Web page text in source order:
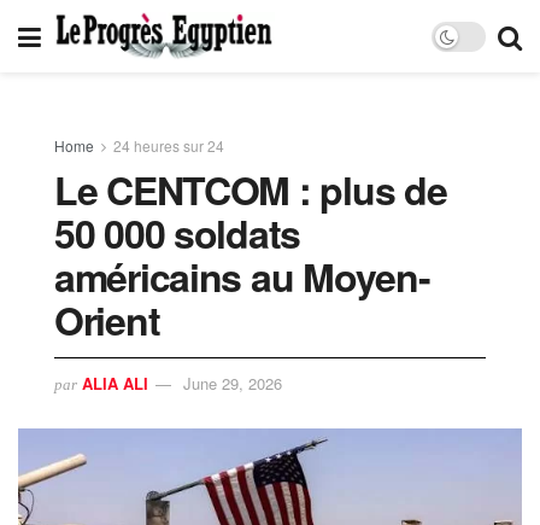
Home 24 heures sur 24
Le CENTCOM : plus de
50 000 soldats
américains au Moyen-
Orient
par ALIA ALI June 29, 2026